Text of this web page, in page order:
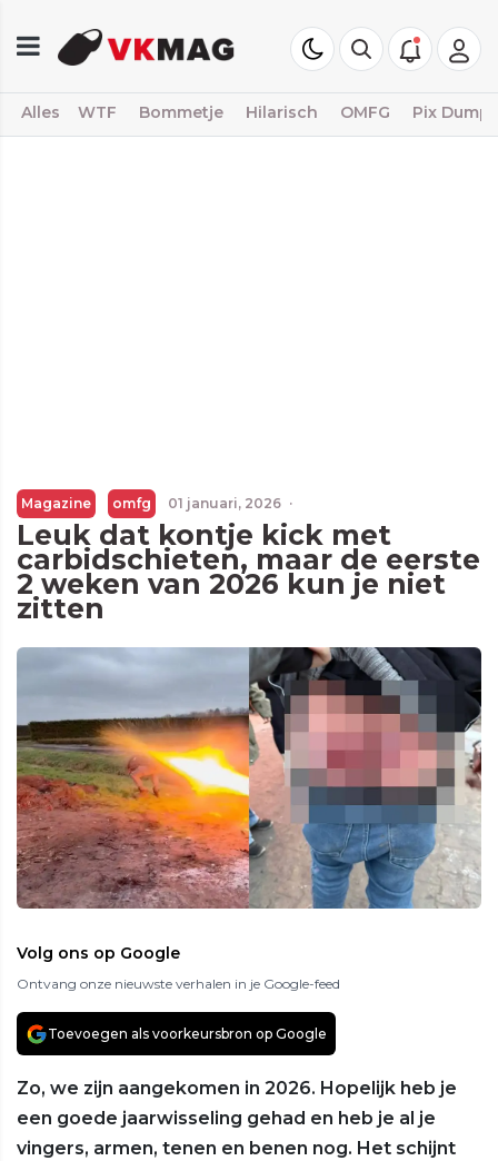
Alles WTF Bommetje Hilarisch OMFG Pix Dump
Magazine omfg 01 januari, 2026 ·
Leuk dat kontje kick met
carbidschieten, maar de eerste
2 weken van 2026 kun je niet
zitten
Volg ons op Google
Ontvang onze nieuwste verhalen in je Google-feed
Toevoegen als voorkeursbron op Google
Zo, we zijn aangekomen in 2026. Hopelijk heb je
een goede jaarwisseling gehad en heb je al je
vingers, armen, tenen en benen nog. Het schijnt